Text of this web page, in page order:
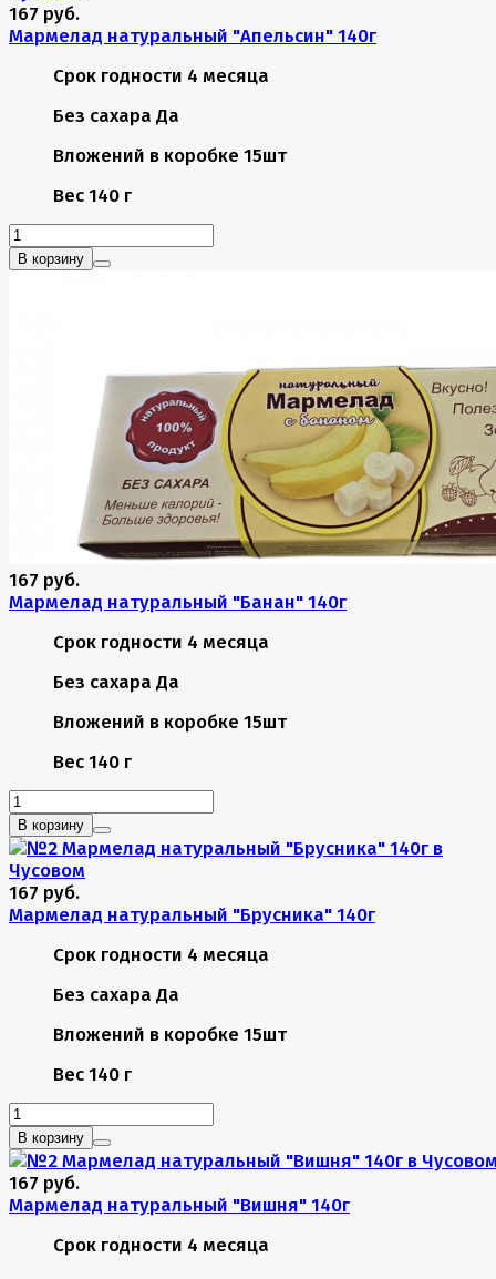
167 руб.
Мармелад натуральный "Апельсин" 140г
Срок годности 4 месяца
Без сахара Да
Вложений в коробке 15шт
Вес 140 г
В корзину
167 руб.
Мармелад натуральный "Банан" 140г
Срок годности 4 месяца
Без сахара Да
Вложений в коробке 15шт
Вес 140 г
В корзину
167 руб.
Мармелад натуральный "Брусника" 140г
Срок годности 4 месяца
Без сахара Да
Вложений в коробке 15шт
Вес 140 г
В корзину
167 руб.
Мармелад натуральный "Вишня" 140г
Срок годности 4 месяца